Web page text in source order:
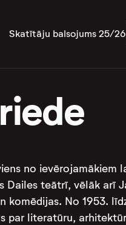
Skatītāju balsojums 25/26
no ievērojamākiem
Dailes teātrī, vēlāk
komēdijas. No 1953.
par literatūru,